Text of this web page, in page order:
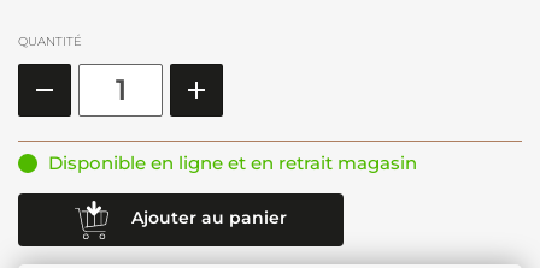
QUANTITÉ
Disponible en ligne et en retrait magasin
Ajouter au panier